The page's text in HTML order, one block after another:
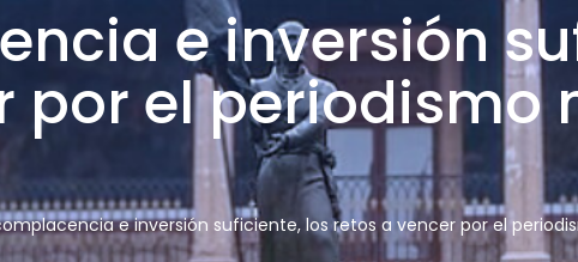
e inversión
por el periodismo
e inversión suficiente, los retos a vencer por el